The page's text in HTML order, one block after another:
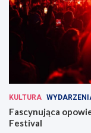
KULTURA
Fascynująca
Festival